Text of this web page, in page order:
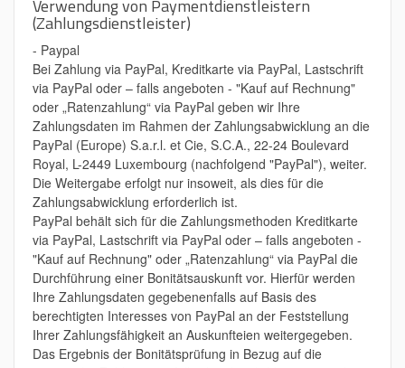
Verwendung von Paymentdienstleistern
(Zahlungsdienstleister)
- Paypal
Bei Zahlung via PayPal, Kreditkarte via PayPal, Lastschrift
via PayPal oder – falls angeboten - "Kauf auf Rechnung"
oder „Ratenzahlung“ via PayPal geben wir Ihre
Zahlungsdaten im Rahmen der Zahlungsabwicklung an die
PayPal (Europe) S.a.r.l. et Cie, S.C.A., 22-24 Boulevard
Royal, L-2449 Luxembourg (nachfolgend "PayPal"), weiter.
Die Weitergabe erfolgt nur insoweit, als dies für die
Zahlungsabwicklung erforderlich ist.
PayPal behält sich für die Zahlungsmethoden Kreditkarte
via PayPal, Lastschrift via PayPal oder – falls angeboten -
"Kauf auf Rechnung" oder „Ratenzahlung“ via PayPal die
Durchführung einer Bonitätsauskunft vor. Hierfür werden
Ihre Zahlungsdaten gegebenenfalls auf Basis des
berechtigten Interesses von PayPal an der Feststellung
Ihrer Zahlungsfähigkeit an Auskunfteien weitergegeben.
Das Ergebnis der Bonitätsprüfung in Bezug auf die